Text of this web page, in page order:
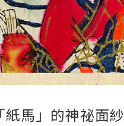
馬」的神祕面紗